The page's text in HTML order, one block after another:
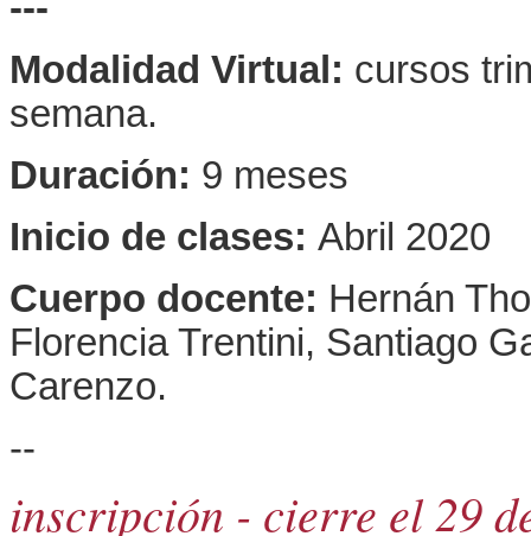
Modalidad Virtual: cursos
semana.
Duración: 9 meses
Inicio de clases: Abril 2020
Cuerpo docente: Hernán
Florencia Trentini, Santiago
Carenzo.
--
inscripción - cierre el 29